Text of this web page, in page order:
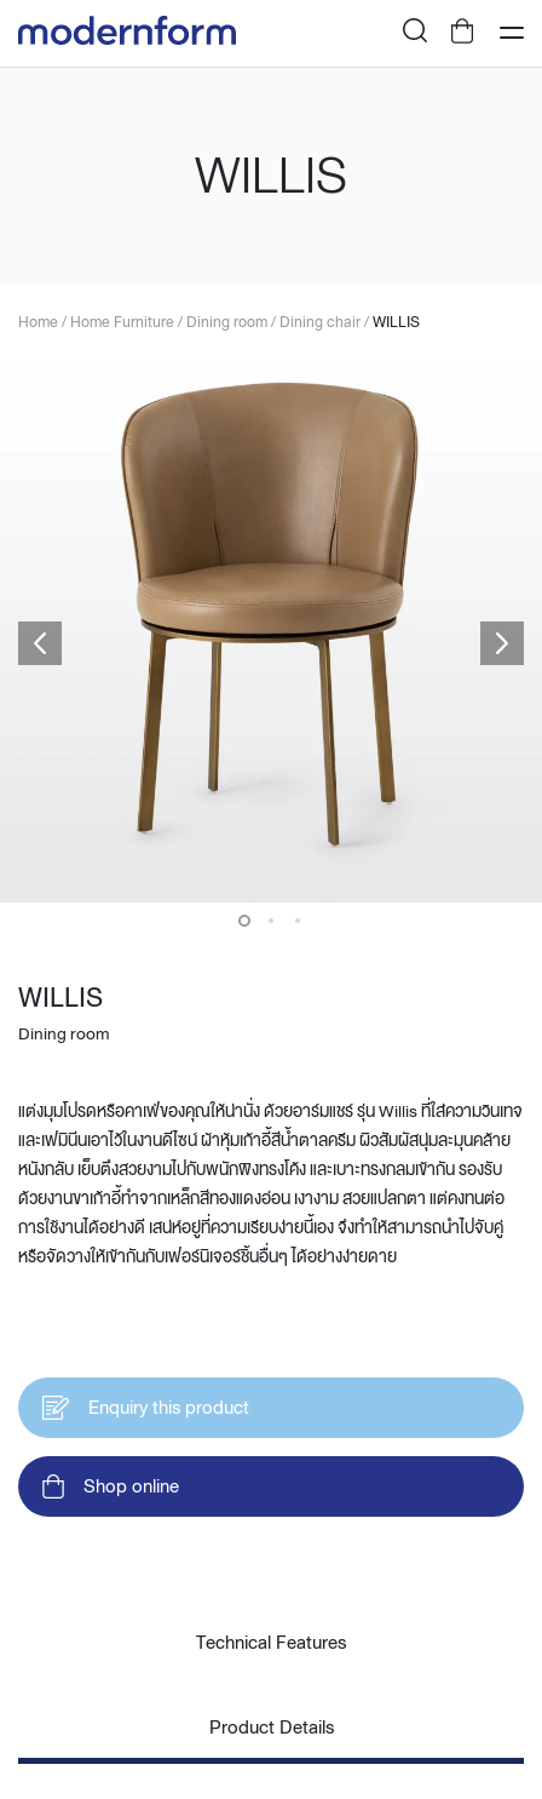
WILLIS
Home/Home Furniture/Dining room/Dining chair/WILLIS
WILLIS
Dining room
แต่งมุมโปรดหรือคาเฟ่ของคุณให้น่านั่ง ด้วยอาร์มแชร์ รุ่น Willis ที่ใส่ความวินเทจ
และเฟมินีนเอาไว้ในงานดีไซน์ ผ้าหุ้มเก้าอี้สีน้ำตาลครีม ผิวสัมผัสนุ่มละมุนคล้าย
หนังกลับ เย็บตึงสวยงามไปกับพนักพิงทรงโค้ง และเบาะทรงกลมเข้ากัน รองรับ
ด้วยงานขาเก้าอี้ทำจากเหล็กสีทองแดงอ่อน เงางาม สวยแปลกตา แต่คงทนต่อ
การใช้งานได้อย่างดี เสน่ห์อยู่ที่ความเรียบง่ายนี้เอง จึงทำให้สามารถนำไปจับคู่
หรือจัดวางให้เข้ากันกับเฟอร์นิเจอร์ชิ้นอื่นๆ ได้อย่างง่ายดาย
Enquiry this product
Shop online
Technical Features
Product Details